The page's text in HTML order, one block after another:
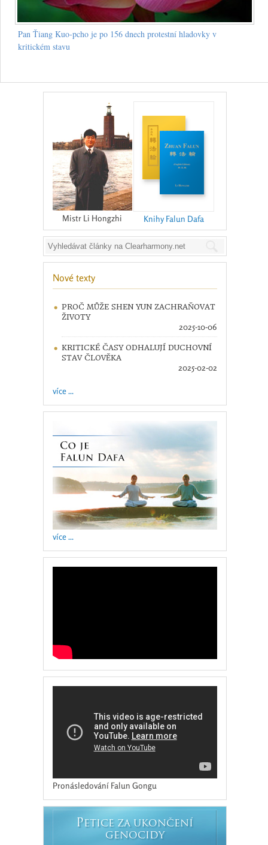
Pan Ťiang Kuo-pcho je po 156 dnech protestní hladovky v
kritickém stavu
Mistr Li Hongzhi Knihy Falun Dafa
Nové texty
PROČ MŮŽE SHEN YUN ZACHRAŇOVAT
ŽIVOTY
2025-10-06
KRITICKÉ ČASY ODHALUJÍ DUCHOVNÍ
STAV ČLOVĚKA
2025-02-02
více ...
více ...
Pronásledování Falun Gongu
PETICE ZA UKONČENÍ
GENOCIDY